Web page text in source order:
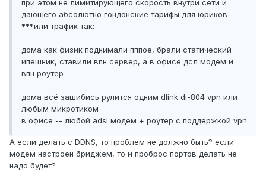
при этом не лимитирующего скорость внутри сети и
дающего абсолютно гондонские тарифы для юриков
***или трафик так:
дома как физик поднимали пппое, брали статический
ипешник, ставили впн сервер, а в офисе дсл модем и
впн роутер
дома всё зашибись рулится одним dlink di-804 vpn или
любым микротиком
в офисе -- любой adsl модем + роутер с поддержкой vpn
А если делать с DDNS, то проблем не должно быть? если
модем настроен бриджем, то и проброс портов делать не
надо будет?